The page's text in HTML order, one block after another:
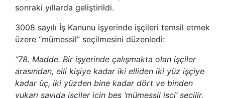
sonraki yıllarda geliştirildi.
3008 sayılı İş Kanunu işyerinde işçileri temsil etmek
üzere “mümessil” seçilmesini düzenledi:
“78. Madde. Bir işyerinde çalışmakta olan işçiler
arasından, elli kişiye kadar iki elliden iki yüz işçiye
kadar üç, iki yüzden bine kadar dört ve binden
yukarı sayıda işçiler için beş ‘mümessil işçi’ seçilir.